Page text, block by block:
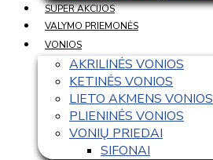
SUPER AKCIJOS
VALYMO PRIEMONĖS
VONIOS
AKRILINĖS VONIOS
KETINĖS VONIOS
LIETO AKMENS VONIOS
PLIENINĖS VONIOS
VONIŲ PRIEDAI
SIFONAI